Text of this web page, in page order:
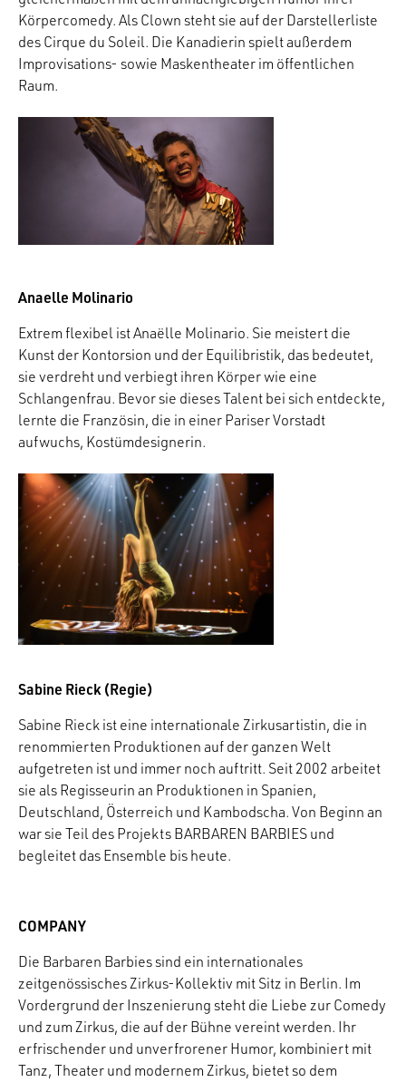
Körpercomedy. Als Clown steht sie auf der Darstellerliste
des Cirque du Soleil. Die Kanadierin spielt außerdem
Improvisations- sowie Maskentheater im öffentlichen
Raum.
Anaelle Molinario
Extrem flexibel ist Anaëlle Molinario. Sie meistert die
Kunst der Kontorsion und der Equilibristik, das bedeutet,
sie verdreht und verbiegt ihren Körper wie eine
Schlangenfrau. Bevor sie dieses Talent bei sich entdeckte,
lernte die Französin, die in einer Pariser Vorstadt
aufwuchs, Kostümdesignerin.
Sabine Rieck (Regie)
Sabine Rieck ist eine internationale Zirkusartistin, die in
renommierten Produktionen auf der ganzen Welt
aufgetreten ist und immer noch auftritt. Seit 2002 arbeitet
sie als Regisseurin an Produktionen in Spanien,
Deutschland, Österreich und Kambodscha. Von Beginn an
war sie Teil des Projekts BARBAREN BARBIES und
begleitet das Ensemble bis heute.
COMPANY
Die Barbaren Barbies sind ein internationales
zeitgenössisches Zirkus-Kollektiv mit Sitz in Berlin. Im
Vordergrund der Inszenierung steht die Liebe zur Comedy
und zum Zirkus, die auf der Bühne vereint werden. Ihr
erfrischender und unverfrorener Humor, kombiniert mit
Tanz, Theater und modernem Zirkus, bietet so dem